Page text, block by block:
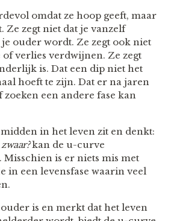
omdat ze hoop geeft, maar
Ze zegt niet dat je vanzelf
ouder wordt. Ze zegt ook niet
verlies verdwijnen. Ze zegt
is. Dat een dip niet het
hoeft te zijn. Dat er na jaren
een andere fase kan
in het leven zit en denkt:
kan de u-curve
Misschien is er niets mis met
in een levensfase waarin veel
is en merkt dat het leven